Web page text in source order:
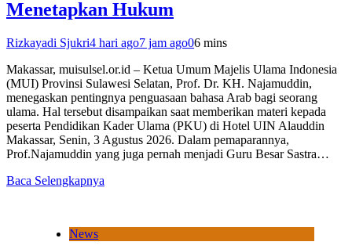
Menetapkan Hukum
Rizkayadi Sjukri4 hari ago7 jam ago06 mins
Makassar, muisulsel.or.id – Ketua Umum Majelis Ulama Indonesia
(MUI) Provinsi Sulawesi Selatan, Prof. Dr. KH. Najamuddin,
menegaskan pentingnya penguasaan bahasa Arab bagi seorang
ulama. Hal tersebut disampaikan saat memberikan materi kepada
peserta Pendidikan Kader Ulama (PKU) di Hotel UIN Alauddin
Makassar, Senin, 3 Agustus 2026. Dalam pemaparannya,
Prof.Najamuddin yang juga pernah menjadi Guru Besar Sastra…
Baca Selengkapnya
News